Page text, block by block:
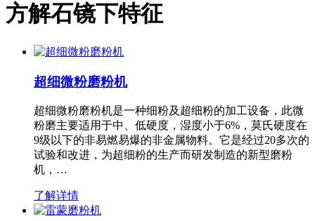
方解石镜下特征
超细微粉磨粉机
超细微粉磨粉机是一种细粉及超细粉的加工设备，此微
粉磨主要适用于中、低硬度，湿度小于6%，莫氏硬度在
9级以下的非易燃易爆的非金属物料。它是经过20多次的
试验和改进，为超细粉的生产而研发制造的新型磨粉
机，…
了解详情